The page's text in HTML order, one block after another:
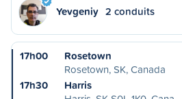
Yevgeniy 2 conduits
17h00
Rosetown
Rosetown, SK, Canada
17h30
Harris